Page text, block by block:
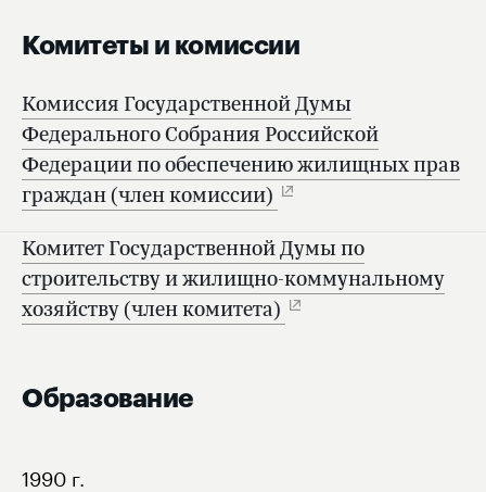
Комитеты и комиссии
Комиссия Государственной Думы
Федерального Собрания Российской
Федерации по обеспечению жилищных прав
граждан (член комиссии)
Комитет Государственной Думы по
строительству и жилищно-коммунальному
хозяйству (член комитета)
Образование
1990 г.